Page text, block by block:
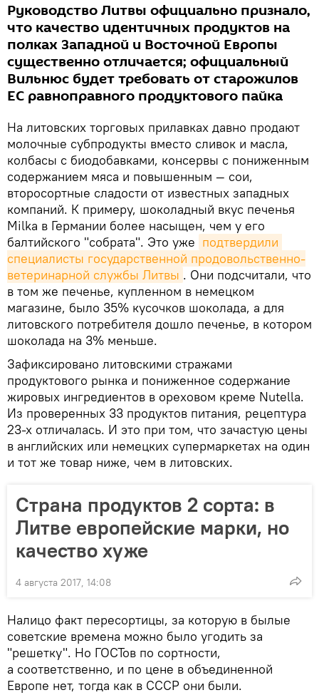
Руководство Литвы официально признало,
что качество идентичных продуктов на
полках Западной и Восточной Европы
существенно отличается; официальный
Вильнюс будет требовать от старожилов
ЕС равноправного продуктового пайка
На литовских торговых прилавках давно продают
молочные субпродукты вместо сливок и масла,
колбасы с биодобавками, консервы с пониженным
содержанием мяса и повышенным — сои,
второсортные сладости от известных западных
компаний. К примеру, шоколадный вкус печенья
Milka в Германии более насыщен, чем у его
балтийского "собрата". Это уже подтвердили
специалисты государственной продовольственно-
ветеринарной службы Литвы . Они подсчитали, что
в том же печенье, купленном в немецком
магазине, было 35% кусочков шоколада, а для
литовского потребителя дошло печенье, в котором
шоколада на 3% меньше.
Зафиксировано литовскими стражами
продуктового рынка и пониженное содержание
жировых ингредиентов в ореховом креме Nutella.
Из проверенных 33 продуктов питания, рецептура
23-х отличалась. И это при том, что зачастую цены
в английских или немецких супермаркетах на один
и тот же товар ниже, чем в литовских.
Страна продуктов 2 сорта: в
Литве европейские марки, но
качество хуже
4 августа 2017, 14:08
Налицо факт пересортицы, за которую в былые
советские времена можно было угодить за
"решетку". Но ГОСТов по сортности,
а соответственно, и по цене в объединенной
Европе нет, тогда как в СССР они были.